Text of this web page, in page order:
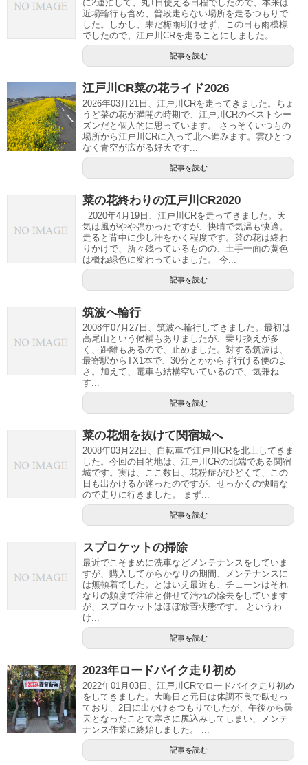
に2連泊して、丸1日使える日程でしたので、本来は
近場輪行も含め、普段走らない場所を走るつもりで
した。しかし、未だ梅雨明けせず、この日も雨模様
でしたので、江戸川CRを走ることにしました。 ...
記事を読む
江戸川CR菜の花ライド2026
2026年03月21日、江戸川CRを走ってきました。ちょ
うど菜の花が満開の時期で、江戸川CRのベストシー
ズンだと個人的に思っています。 さっそくいつもの
場所から江戸川CRに入って北へ進みます。雲ひとつ
なく青空が広がる好天です...
記事を読む
菜の花終わりの江戸川CR2020
2020年4月19日、江戸川CRを走ってきました。天
気は風がやや強かったですが、快晴で気温も快適。
走ると背中に少し汗をかく程度です。菜の花は終わ
りかけで、所々残っているものの、土手一面の黄色
は概ね緑色に変わっていました。 今...
記事を読む
筑波へ輪行
2008年07月27日、筑波へ輪行してきました。最初は
高尾山という候補もありましたが、乗り換えが多
く、距離もあるので、止めました。対する筑波は、
最寄駅からTX1本で、30分とかからず行ける便のよ
さ。加えて、電車も結構空いているので、気兼ね
す...
記事を読む
菜の花畑を抜けて関宿城へ
2008年03月22日、自転車で江戸川CRを北上してきま
した。今回の目的地は、江戸川CRの北端である関宿
城です。実は、ここ数日、花粉症がひどくて、この
日も出かけるか迷ったのですが、せっかくの快晴な
ので走りに行きました。 まず...
記事を読む
スプロケットの掃除
最近でこそまめに洗車などメンテナンスをしていま
すが、購入してからかなりの期間、メンテナンスに
は無頓着でした。とはいえ最近も、チェーンはそれ
なりの頻度で注油と併せて汚れの除去をしています
が、スプロケットはほぼ放置状態です。 というわ
け...
記事を読む
2023年ロードバイク走り初め
2022年01月03日、江戸川CRでロードバイク走り初め
をしてきました。大晦日と元日は体調不良で臥せっ
ており、2日に出かけるつもりでしたが、午後から曇
天となったことで寒さに尻込みしてしまい、メンテ
ナンス作業に終始しました。 ...
記事を読む